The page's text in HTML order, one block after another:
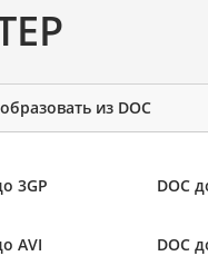
из DOC
3GP DOC
AVI DOC